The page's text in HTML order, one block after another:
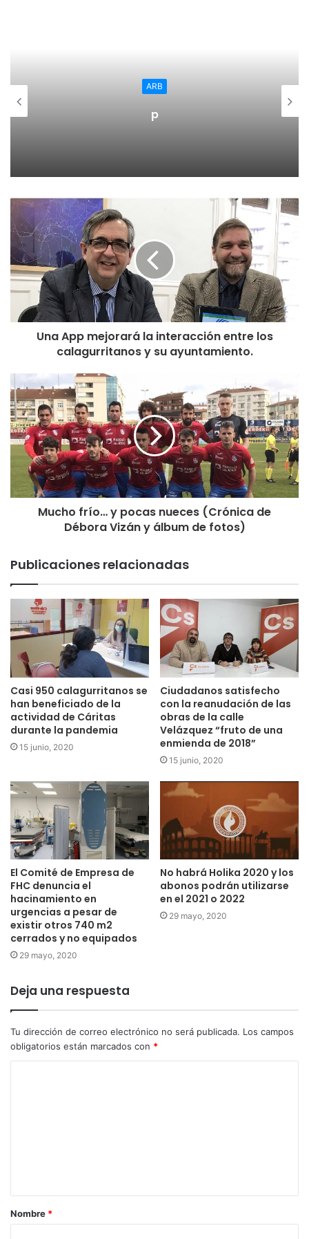
propuesta de embellecimiento del Casco Antiguo y los
numerosos parques infantiles de los que se ha dotado a
Calahorra.»
inversiones que otros grupos con más concejales, siempre
anteponemos los intereses de Calahorra que los de los
partidos políticos”. Furgiuele y Goméz han afirmado que
“tenemos un proyecto muy ambicioso para Calahorra, pero
en esta legislatura se han puesto los cimientos para
convertirlo en realidad”. El Concejal del PR+ y el Candidato
a la Alcaldía han dejado claro que “nosotros nunca
intentaremos paralizar la ciudad ni torpedear proyectos
por intereses electoralistas, nuestro objetivo es convertir
algo que entendemos básico”.
ARB
p
Una App mejorará la interacción entre los
calagurritanos y su ayuntamiento.
Mucho frío… y pocas nueces (Crónica de
Débora Vizán y álbum de fotos)
Publicaciones relacionadas
Casi 950 calagurritanos se
han beneficiado de la
actividad de Cáritas
durante la pandemia
15 junio, 2020
Ciudadanos satisfecho
con la reanudación de las
obras de la calle
Velázquez “fruto de una
enmienda de 2018”
15 junio, 2020
El Comité de Empresa de
FHC denuncia el
hacinamiento en
urgencias a pesar de
existir otros 740 m2
cerrados y no equipados
29 mayo, 2020
No habrá Holika 2020 y los
abonos podrán utilizarse
en el 2021 o 2022
29 mayo, 2020
Deja una respuesta
Tu dirección de correo electrónico no será publicada. Los campos
obligatorios están marcados con *
Nombre *